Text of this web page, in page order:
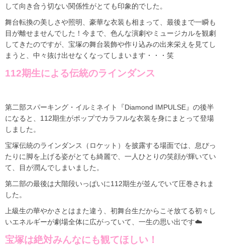
して向き合う切ない関係性がとても印象的でした。
舞台転換の美しさや照明、豪華な衣装も相まって、最後まで一瞬も
目が離せませんでした！今まで、色んな演劇やミュージカルを観劇
してきたのですが、宝塚の舞台装飾や作り込みの出来栄えを見てし
まうと、中々抜け出せなくなってしまいます・・・笑
112期生による伝統のラインダンス
第二部スパーキング・イルミネイト『Diamond IMPULSE』の後半
になると、112期生がポップでカラフルな衣装を身にまとって登場
しました。
宝塚伝統のラインダンス（ロケット）を披露する場面では、息ぴっ
たりに脚を上げる姿がとても綺麗で、一人ひとりの笑顔が輝いてい
て、目が潤んでしまいました。
第二部の最後は大階段いっぱいに112期生が並んでいて圧巻されま
した。
上級生の華やかさとはまた違う、初舞台生だからこそ放てる初々し
いエネルギーが劇場全体に広がっていて、一生の思い出です☁️
宝塚は絶対みんなにも観てほしい！